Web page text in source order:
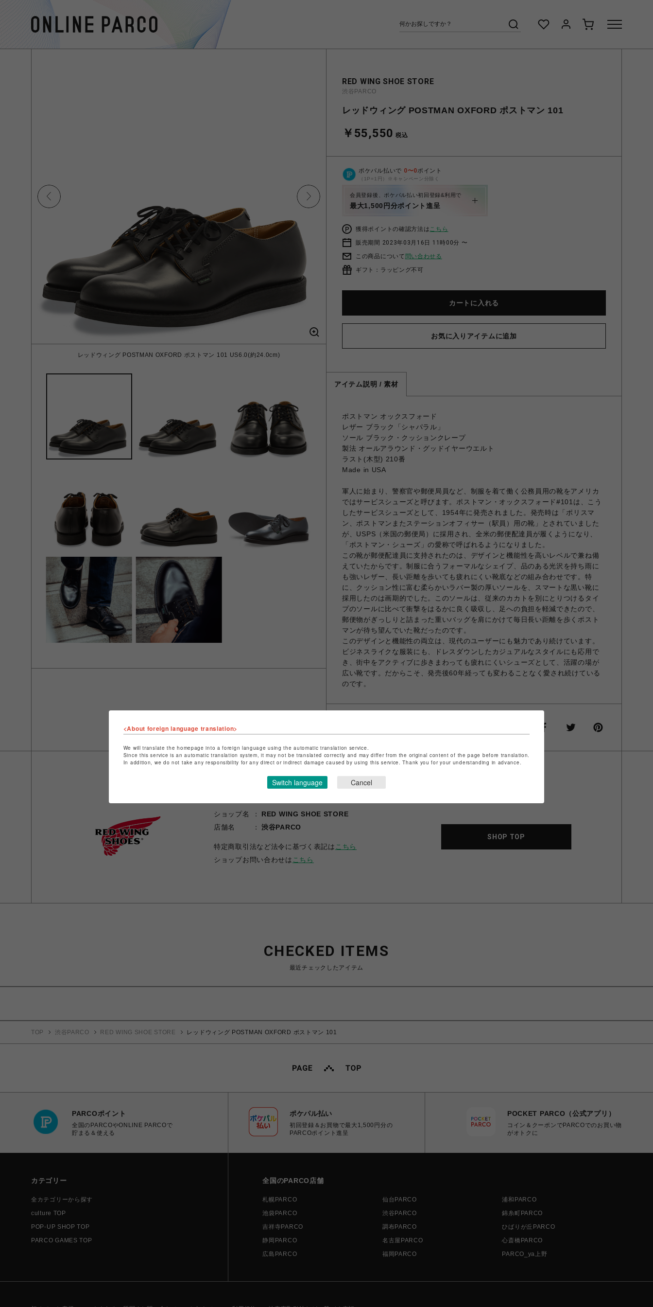
レッドウィング POSTMAN OXFORD ポストマン 101 US6.0(約24.0cm)
RED WING SHOE STORE
渋谷PARCO
レッドウィング POSTMAN OXFORD ポストマン 101
￥55,550 税込
ポケパル払いで 0〜0ポイント
（1P=1円）※キャンペーン分除く
会員登録後、ポケパル払い初回登録&利用で
最大1,500円分ポイント進呈
獲得ポイントの確認方法はこちら
販売期間 2023年03月16日 11時00分 〜
この商品について 問い合わせる
ギフト：ラッピング不可
カートに入れる
お気に入りアイテムに追加
アイテム説明 / 素材
ポストマン オックスフォード
レザー ブラック「シャパラル」
ソール ブラック・クッションクレープ
製法 オールアラウンド・グッドイヤーウエルト
ラスト(木型) 210番
Made in USA
軍人に始まり、警察官や郵便局員など、制服を着て働く公務員用の靴をアメリカ
ではサービスシューズと呼びます。ポストマン・オックスフォード#101は、こう
したサービスシューズとして、1954年に発売されました。発売時は「ポリスマ
ン、ポストマンまたステーションオフィサー（駅員）用の靴」とされていました
が、USPS（米国の郵便局）に採用され、全米の郵便配達員が履くようになり、
「ポストマン・シューズ」の愛称で呼ばれるようになりました。
この靴が郵便配達員に支持されたのは、デザインと機能性を高いレベルで兼ね備
えていたからです。制服に合うフォーマルなシェイプ、品のある光沢を持ち雨に
も強いレザー、長い距離を歩いても疲れにくい靴底などの組み合わせです。特
に、クッション性に富む柔らかいラバー製の厚いソールを、スマートな黒い靴に
採用したのは画期的でした。このソールは、従来のカカトを別にとりつけるタイ
プのソールに比べて衝撃をはるかに良く吸収し、足への負担を軽減できたので、
郵便物がぎっしりと詰まった重いバッグを肩にかけて毎日長い距離を歩くポスト
マンが待ち望んでいた靴だったのです。
このデザインと機能性の両立は、現代のユーザーにも魅力であり続けています。
ビジネスライクな服装にも、ドレスダウンしたカジュアルなスタイルにも応用で
き、街中をアクティブに歩きまわっても疲れにくいシューズとして、活躍の場が
広い靴です。だからこそ、発売後60年経っても変わることなく愛され続けている
のです。
ショップ名
RED WING SHOE STORE
店舗名
渋谷PARCO
特定商取引法など法令に基づく表記は こちら
ショップお問い合わせは こちら
SHOP TOP
CHECKED ITEMS
最近チェックしたアイテム
TOP 渋谷PARCO RED WING SHOE STORE レッドウィング POSTMAN OXFORD ポストマン 101
PARCOポイント
全国のPARCOやONLINE PARCOで
貯まる＆使える
ポケパル払い
初回登録＆お買物で最大1,500円分の
PARCOポイント進呈
POCKET PARCO（公式アプリ）
コイン＆クーポンでPARCOでのお買い物
がオトクに
カテゴリー
全カテゴリーから探す
culture TOP
POP-UP SHOP TOP
PARCO GAMES TOP
全国のPARCO店舗
札幌PARCO 仙台PARCO
浦和PARCO
池袋PARCO
渋谷PARCO
錦糸町PARCO
吉祥寺PARCO
調布PARCO
ひばりが丘PARCO
静岡PARCO
名古屋PARCO
心斎橋PARCO
広島PARCO
福岡PARCO PARCO_ya上野
<About foreign language translation>
We will translate the homepage into a foreign language using the automatic translation service.
Since this service is an automatic translation system, it may not be translated correctly and may differ from the original content of the page before translation.
In addition, we do not take any responsibility for any direct or indirect damage caused by using this service. Thank you for your understanding in advance.
Switch language Cancel